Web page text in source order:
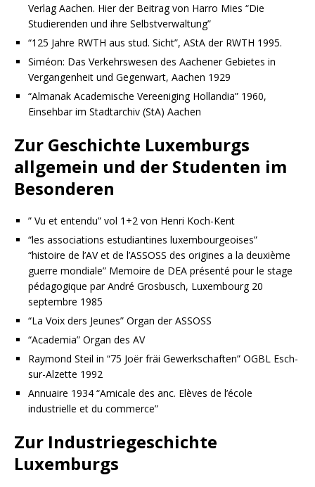
Verlag Aachen. Hier der Beitrag von Harro Mies “Die
Studierenden und ihre Selbstverwaltung”
“125 Jahre RWTH aus stud. Sicht”, AStA der RWTH 1995.
Siméon: Das Verkehrswesen des Aachener Gebietes in
Vergangenheit und Gegenwart, Aachen 1929
“Almanak Academische Vereeniging Hollandia” 1960,
Einsehbar im Stadtarchiv (StA) Aachen
Zur Geschichte Luxemburgs
allgemein und der Studenten im
Besonderen
” Vu et entendu” vol 1+2 von Henri Koch-Kent
“les associations estudiantines luxembourgeoises”
“histoire de l’AV et de l’ASSOSS des origines a la deuxième
guerre mondiale” Memoire de DEA présenté pour le stage
pédagogique par André Grosbusch, Luxembourg 20
septembre 1985
“La Voix ders Jeunes” Organ der ASSOSS
“Academia” Organ des AV
Raymond Steil in “75 Joër fräi Gewerkschaften” OGBL Esch-
sur-Alzette 1992
Annuaire 1934 “Amicale des anc. Elèves de l’école
industrielle et du commerce”
Zur Industriegeschichte
Luxemburgs